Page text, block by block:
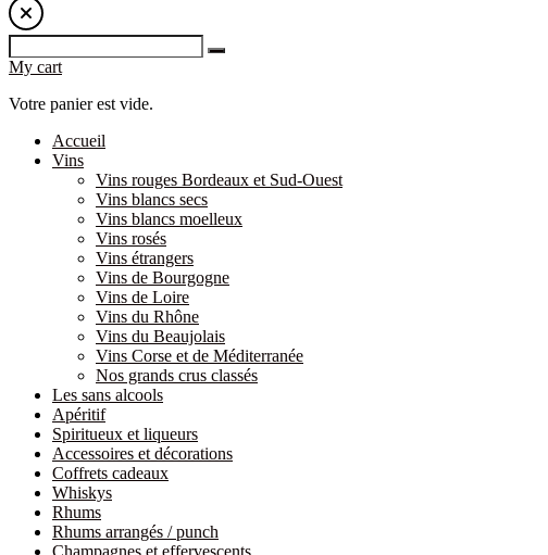
My cart
Votre panier est vide.
Accueil
Vins
Vins rouges Bordeaux et Sud-Ouest
Vins blancs secs
Vins blancs moelleux
Vins rosés
Vins étrangers
Vins de Bourgogne
Vins de Loire
Vins du Rhône
Vins du Beaujolais
Vins Corse et de Méditerranée
Nos grands crus classés
Les sans alcools
Apéritif
Spiritueux et liqueurs
Accessoires et décorations
Coffrets cadeaux
Whiskys
Rhums
Rhums arrangés / punch
Champagnes et effervescents